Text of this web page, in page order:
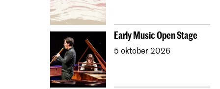
Early Music Open Stage
5 oktober 2026